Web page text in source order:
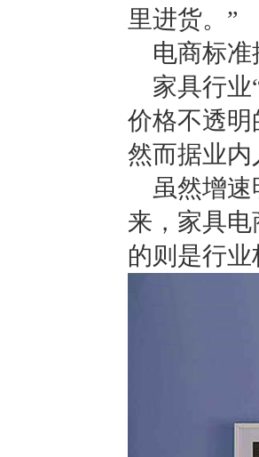
里进货。”
电商标
家具行业
价格不透
然而据业
虽然增
来，家具
的则是行